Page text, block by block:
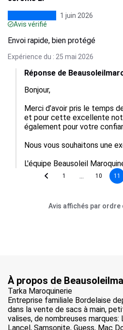
1 juin 2026
Avis vérifié
Envoi rapide, bien protégé
Expérience du : 25 mai 2026
Réponse de
Bonjour,
Merci d’avoir pris le temps
et pour cette excellente
également pour votre
Nous vous souhaitons une
L'équipe Beausoleil
1 10 11
Avis affichés par
À propos de
Tarka Maroquinerie
Entreprise familiale Bordelaise
dans la vente de sacs à main,
valises, de nombreuses marques:
Lancel, Samsonite, Guess, Mac